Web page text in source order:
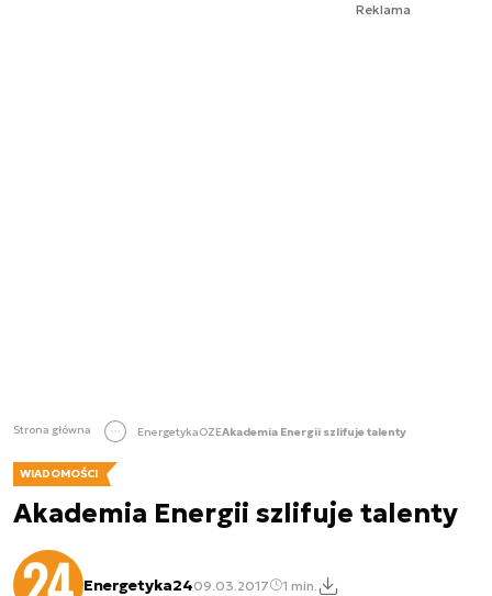
Reklama
Strona główna EnergetykaOZEAkademia Energii szlifuje talenty
WIADOMOŚCI
Akademia Energii szlifuje talenty
Energetyka2409.03.2017 1 min.